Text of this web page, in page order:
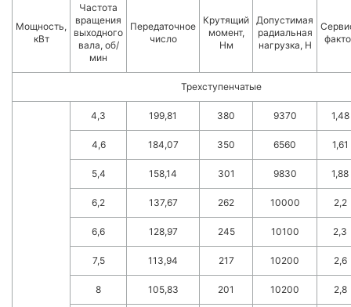
Мощность,
кВт
Частота
вращения
выходного
вала, об/
мин
Передаточное
число
Крутящий
момент,
Нм
Допустимая
радиальная
нагрузка, Н
Трехступенчатые
4,3 199,81 380 9370 1,48
4,6 184,07 350 6560 1,61
5,4 158,14 301 9830 1,88
6,2 137,67 262 10000 2,2
6,6 128,97 245 10100 2,3
7,5 113,94 217 10200 2,6
8 105,83 201 10200 2,8